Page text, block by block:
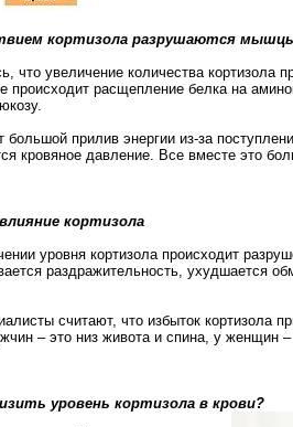
кортизола разрушаются
что увеличение количества кортизола
происходит расщепление белка на
большой прилив энергии из-за
кровяное давление. Все вместе это
кортизола
уровня кортизола происходит
раздражительность, ухудшается
считают, что избыток кортизола
– это низ живота и спина, у женщин –
уровень кортизола в крови?